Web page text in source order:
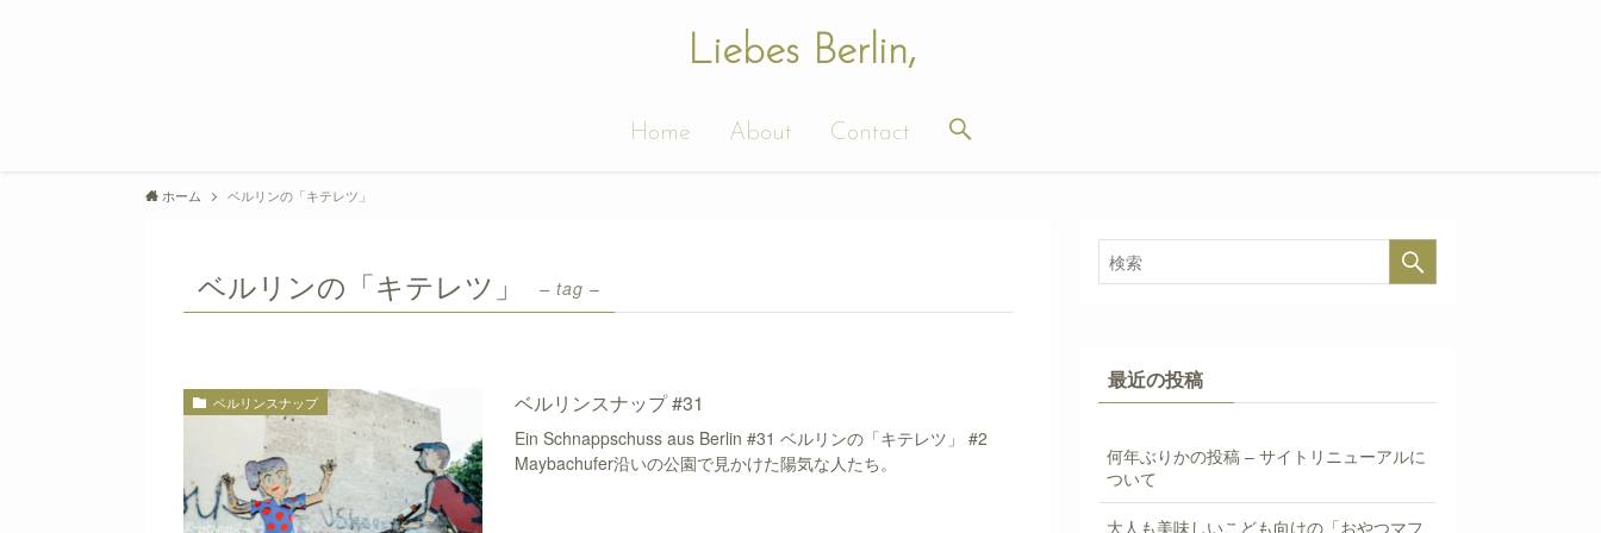
Liebes Berlin,
Home About Contact
ホーム ベルリンの「キテレツ」
ベルリンの「キテレツ」 – tag –
ベルリンスナップ ベルリンスナップ #31
Ein Schnappschuss aus Berlin #31 ベルリンの「キテレツ」 #2
Maybachufer沿いの公園で見かけた陽気な人たち。
最近の投稿
何年ぶりかの投稿 – サイトリニューアルに
ついて
大人も美味しいこども向けの「おやつマフ